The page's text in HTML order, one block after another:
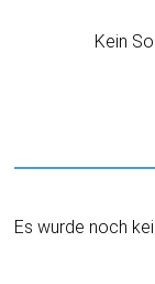
Kein
Es wurde noch